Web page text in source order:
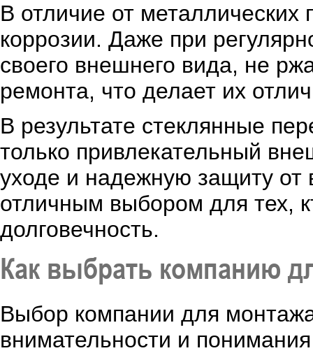
В отличие от
коррозии. Даже при
своего внешнего вида, не
ремонта, что делает их
В результате стеклянные
только привлекательный
уходе и надежную защиту
отличным выбором для тех,
долговечность.
Как выбрать компанию
Выбор компании для
внимательности и